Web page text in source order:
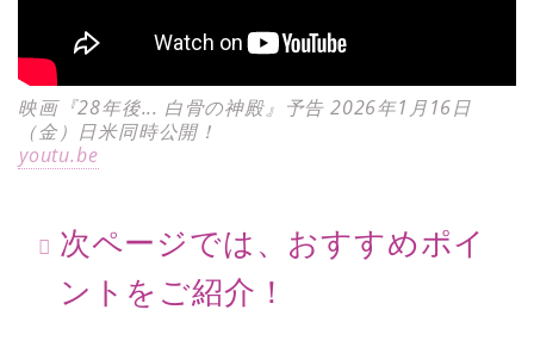
映画『28年後... 白骨の神殿』予告 2026年1月16日
（金）日米同時公開！
youtu.be
次ページでは、おすすめポイ
ントをご紹介！